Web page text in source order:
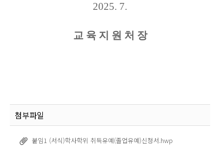
2025. 7.
교 육 지 원 처 장
첨부파일
붙임1 (서식)학사학위 취득유예(졸업유예)신청서.hwp